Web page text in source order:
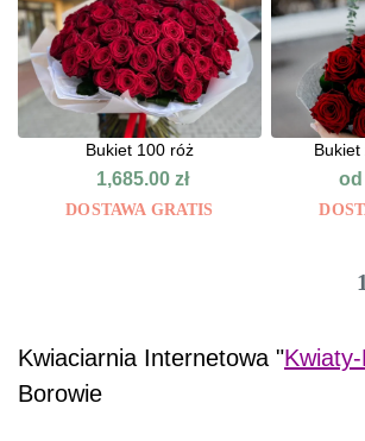
Bukiet 100 róż
1,685.00zł
DOSTAWA GRATIS
Bukiet
od
Kwiaciarnia Internetowa "
Borowie